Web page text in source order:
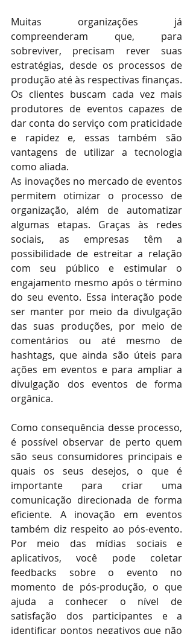
Muitas organizações já
compreenderam que, para
sobreviver, precisam rever suas
estratégias, desde os processos de
produção até às respectivas finanças.
Os clientes buscam cada vez mais
produtores de eventos capazes de
dar conta do serviço com praticidade
e rapidez e, essas também são
vantagens de utilizar a tecnologia
como aliada.
As inovações no mercado de eventos
permitem otimizar o processo de
organização, além de automatizar
algumas etapas. Graças às redes
sociais, as empresas têm a
possibilidade de estreitar a relação
com seu público e estimular o
engajamento mesmo após o término
do seu evento. Essa interação pode
ser manter por meio da divulgação
das suas produções, por meio de
comentários ou até mesmo de
hashtags, que ainda são úteis para
ações em eventos e para ampliar a
divulgação dos eventos de forma
orgânica.
Como consequência desse processo,
é possível observar de perto quem
são seus consumidores principais e
quais os seus desejos, o que é
importante para criar uma
comunicação direcionada de forma
eficiente. A inovação em eventos
também diz respeito ao pós-evento.
Por meio das mídias sociais e
aplicativos, você pode coletar
feedbacks sobre o evento no
momento de pós-produção, o que
ajuda a conhecer o nível de
satisfação dos participantes e a
identificar pontos negativos que não